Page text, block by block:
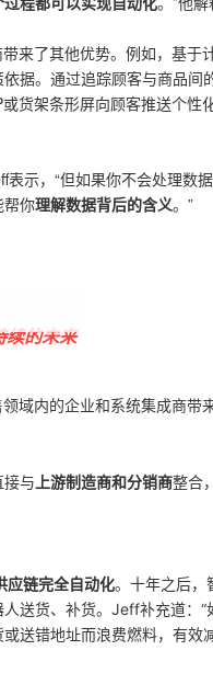
来了其他优势。例如，基于
据。通过追踪顾客与商品
货架条形屏向顾客推送个
表示，“但如果你不会处理数
你理解数据背后的含义。”
续的未来
域内的企业和系统集成商带
与上游制造商和分销商整合
应链完全自动化。 十年之后，
送货、补货。 Jeff补充道： “
送错地址而浪费燃料，有效